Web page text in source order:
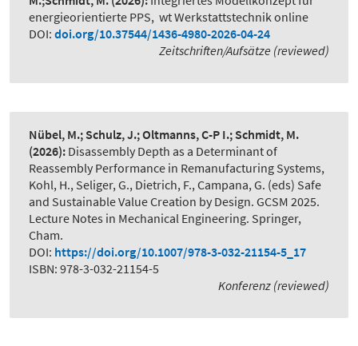
energieorientierte PPS, wt Werkstattstechnik online
DOI: doi.org/10.37544/1436-4980-2026-04-24
Zeitschriften/Aufsätze (reviewed)
Nübel, M.; Schulz, J.; Oltmanns, C-P I.; Schmidt, M.
(2026): Disassembly Depth as a Determinant of
Reassembly Performance in Remanufacturing Systems,
Kohl, H., Seliger, G., Dietrich, F., Campana, G. (eds) Safe
and Sustainable Value Creation by Design. GCSM 2025.
Lecture Notes in Mechanical Engineering. Springer,
Cham.
DOI: https://doi.org/10.1007/978-3-032-21154-5_17
ISBN: 978-3-032-21154-5
Konferenz (reviewed)